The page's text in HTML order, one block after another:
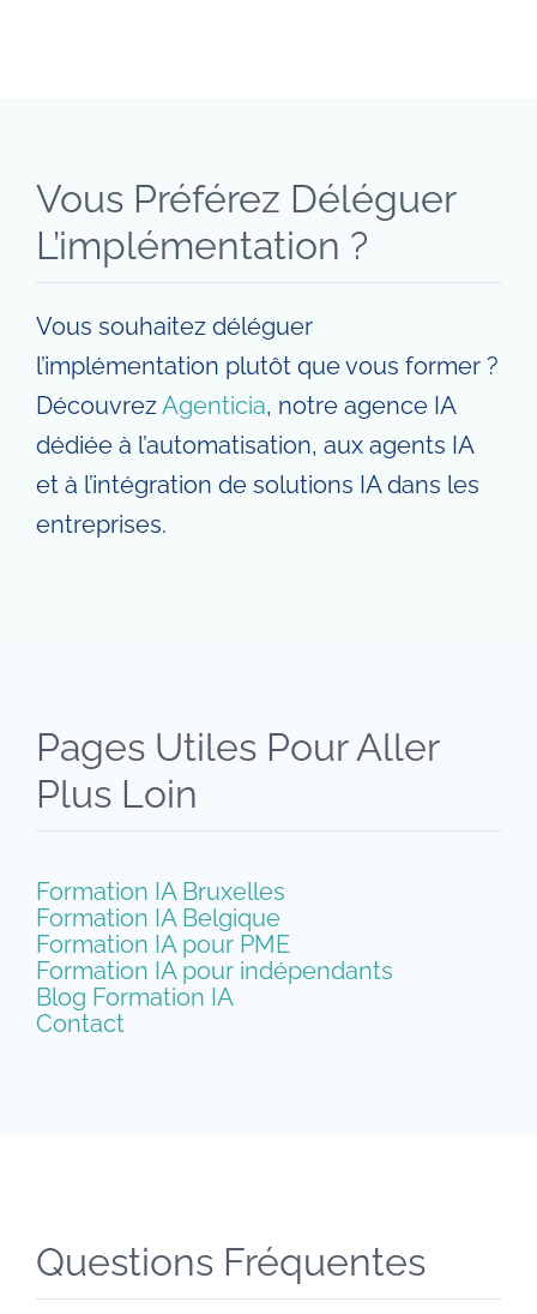
Vous Préférez Déléguer
L’implémentation ?
Vous souhaitez déléguer
l’implémentation plutôt que vous former ?
DécouvrezAgenticia, notre agence IA
dédiée à l’automatisation, aux agents IA
et à l’intégration de solutions IA dans les
entreprises.
Pages Utiles Pour Aller
Plus Loin
Formation IA Bruxelles
Formation IA Belgique
Formation IA pour PME
Formation IA pour indépendants
Blog Formation IA
Contact
Questions Fréquentes